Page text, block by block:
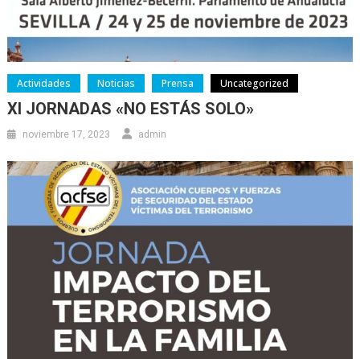
Actividades Noticias Prensa Uncategorized
XI JORNADAS «NO ESTÁS SOLO»
noviembre 17, 2023 admin